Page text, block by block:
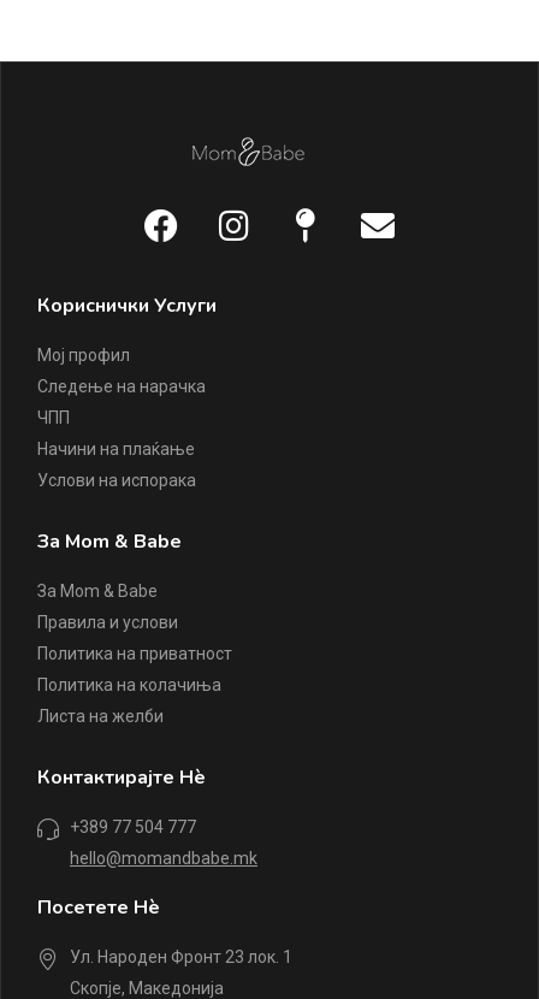
Кориснички Услуги
Мој профил
Следење на нарачка
ЧПП
Начини на плаќање
Услови на испорака
За Mom & Babe
За Mom & Babe
Правила и услови
Политика на приватност
Политика на колачиња
Листа на желби
Контактирајте Нè
+389 77 504 777
hello@momandbabe.mk
Посетете Нè
Ул. Народен Фронт 23 лок. 1
Скопје, Македонија